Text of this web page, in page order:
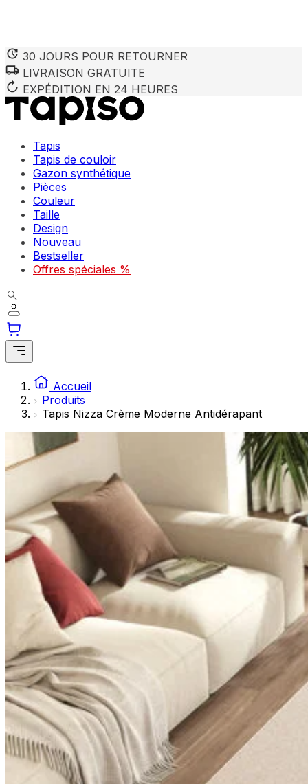
30 JOURS POUR RETOURNER
LIVRAISON GRATUITE
EXPÉDITION EN 24 HEURES
Tapis
Tapis de couloir
Gazon synthétique
Pièces
Couleur
Taille
Design
Nouveau
Bestseller
Offres spéciales %
Accueil
Produits
Tapis Nizza Crème Moderne Antidérapant